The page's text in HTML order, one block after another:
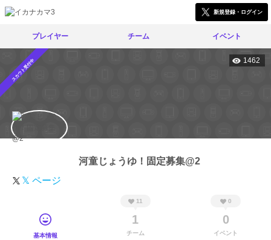
新規登録・ログイン
プレイヤー チーム イベント
スカウト受付中 1462
河童じょうゆ！固定募集@2
𝕏 ページ
基本情報
11
1
チーム
0
0
イベント